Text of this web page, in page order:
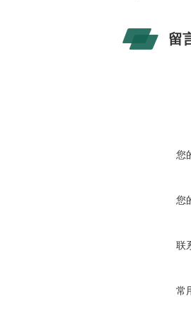
留
您
您
联
常